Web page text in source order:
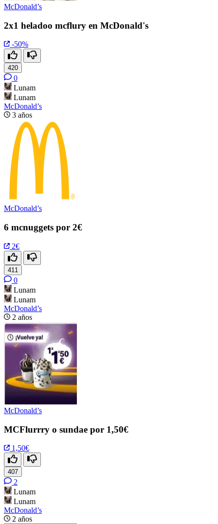
McDonald’s
2x1 heladoo mcflury en McDonald's
-50%
420
0
Lunam
Lunam
McDonald’s
3 años
McDonald’s
6 mcnuggets por 2€
2€
411
0
Lunam
Lunam
McDonald’s
2 años
McDonald’s
MCFlurrry o sundae por 1,50€
1,50€
407
2
Lunam
Lunam
McDonald’s
2 años